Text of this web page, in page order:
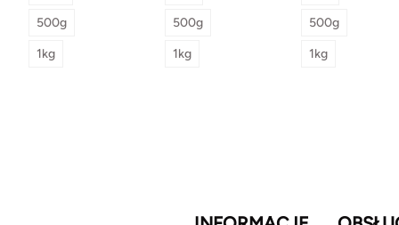
500g
1kg
500g
1kg
500g
1kg